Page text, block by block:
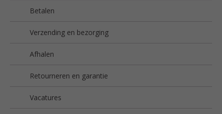
Betalen
Verzending en bezorging
Afhalen
Retourneren en garantie
Vacatures